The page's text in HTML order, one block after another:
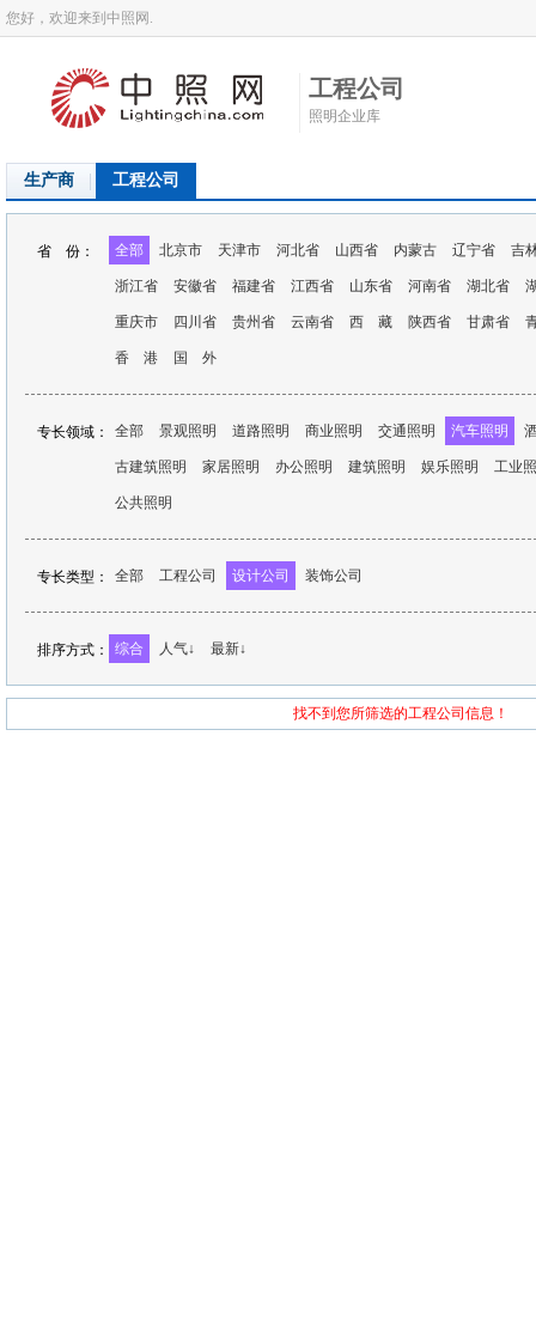
您好，欢迎来到中照网.
工程公司
照明企业库
生产商 工程公司
省 份： 全部 北京市 天津市 河北省 山西省 内蒙古 辽宁省 吉
浙江省 安徽省 福建省 江西省 山东省 河南省 湖北省
重庆市 四川省 贵州省 云南省 西 藏 陕西省 甘肃省
香 港 国 外
专长领域： 全部 景观照明 道路照明 商业照明 交通照明 汽车照明
古建筑照明 家居照明 办公照明 建筑照明 娱乐照明 工业
公共照明
专长类型： 全部 工程公司 设计公司 装饰公司
排序方式： 综合 人气↓ 最新↓
找不到您所筛选的工程公司信息！